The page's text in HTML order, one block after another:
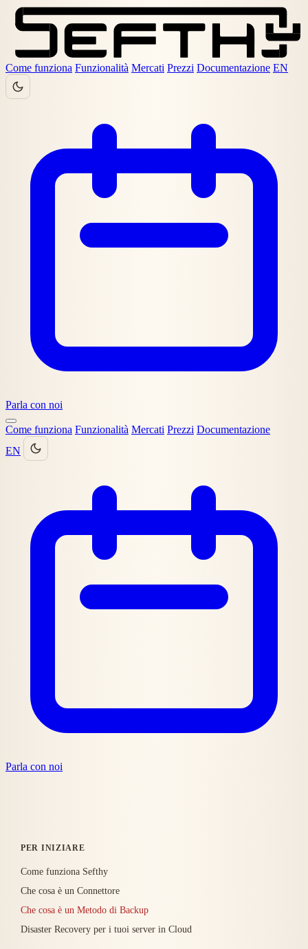
Come funziona Funzionalità Mercati Prezzi Documentazione EN
Parla con noi
Come funziona Funzionalità Mercati Prezzi Documentazione
EN
Parla con noi
PER INIZIARE
Come funziona Sefthy
Che cosa è un Connettore
Che cosa è un Metodo di Backup
Disaster Recovery per i tuoi server in Cloud